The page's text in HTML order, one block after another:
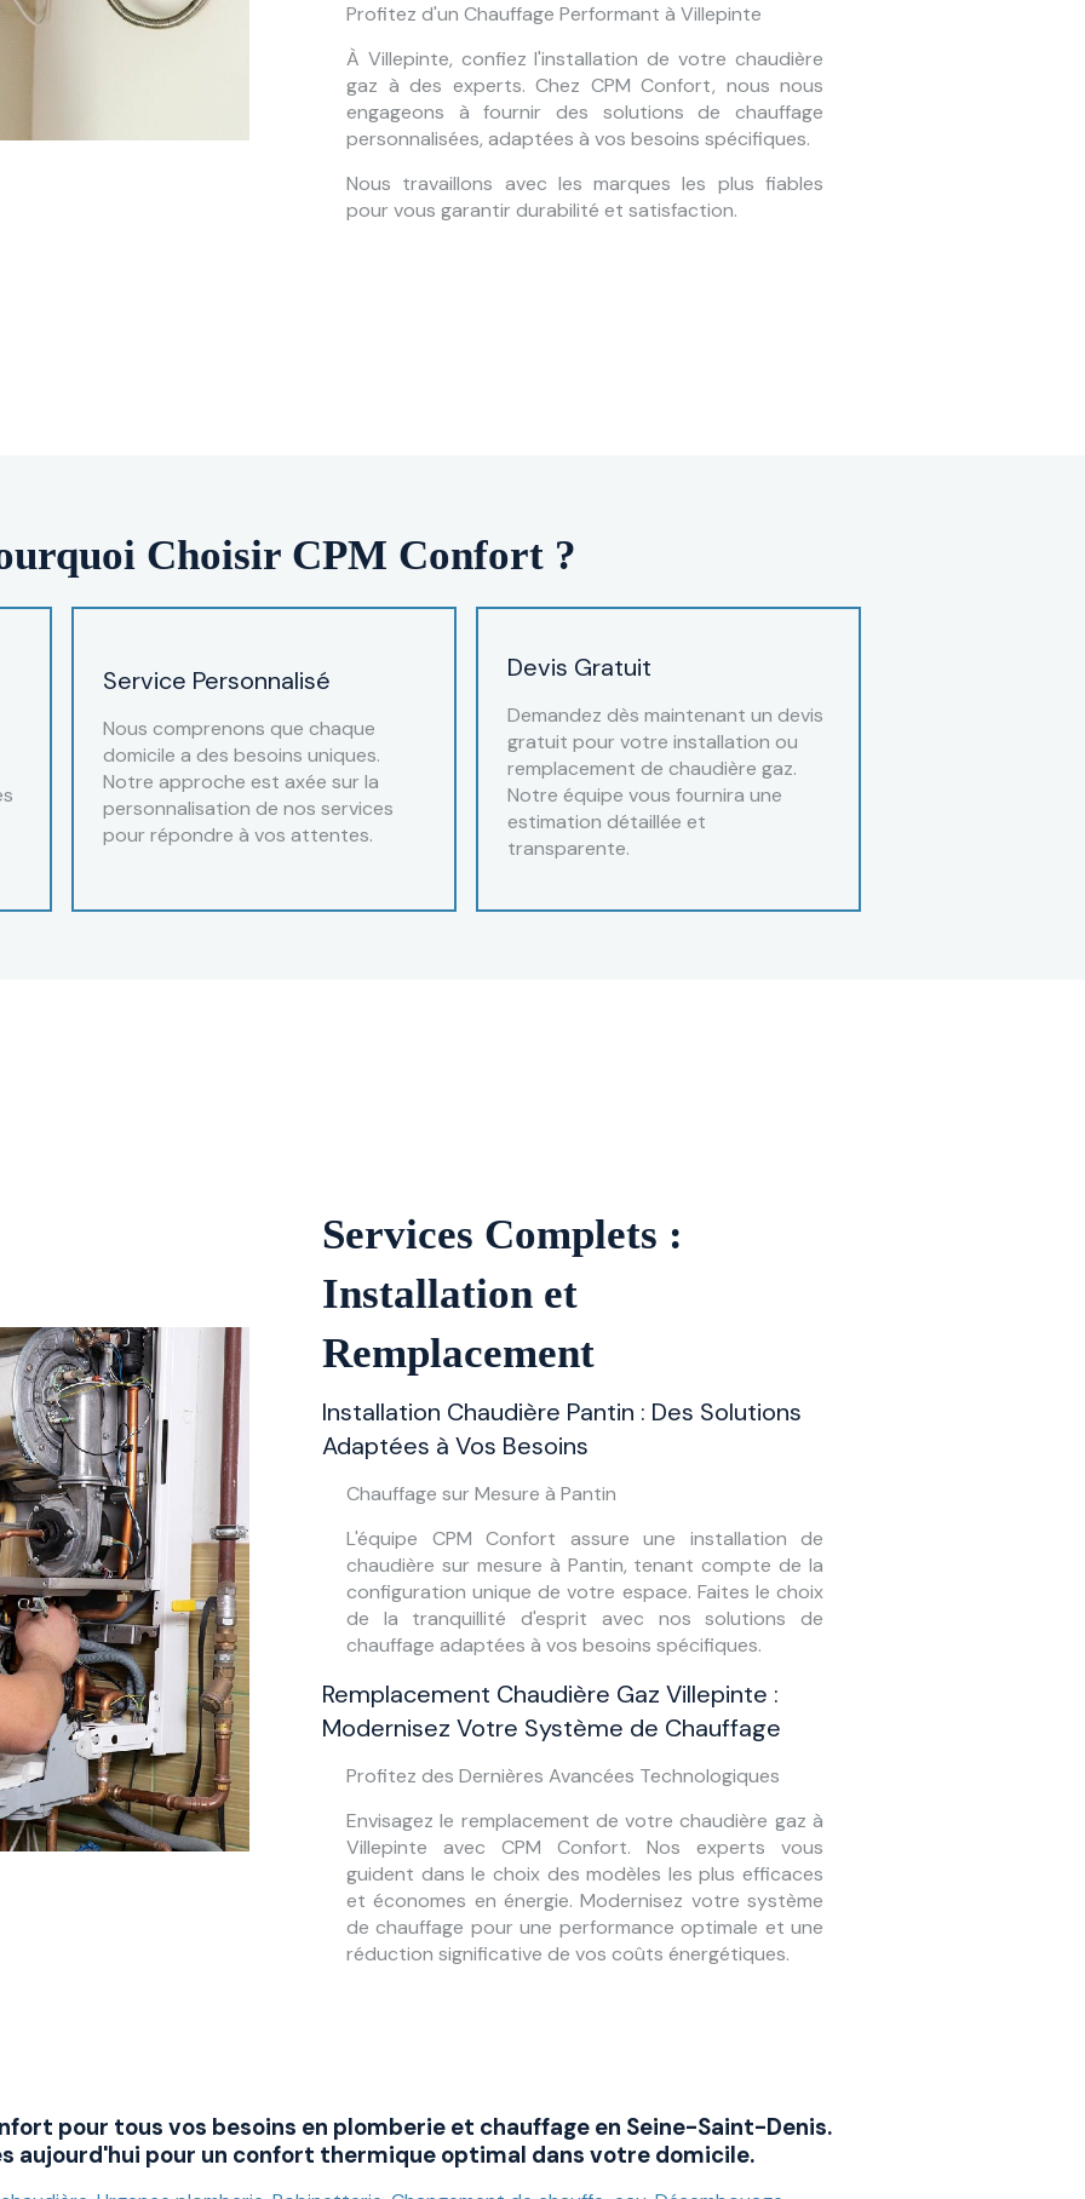
Profitez d'un Chauffage Performant à Villepinte
À Villepinte, confiez l'installation de votre chaudière
gaz à des experts. Chez CPM Confort, nous nous
engageons à fournir des solutions de chauffage
personnalisées, adaptées à vos besoins spécifiques.
Nous travaillons avec les marques les plus fiables
pour vous garantir durabilité et satisfaction.
Choisir CPM Confort ?
Service Personnalisé
Nous comprenons que chaque
domicile a des besoins uniques.
Notre approche est axée sur la
personnalisation de nos services
pour répondre à vos attentes.
Devis Gratuit
Demandez dès maintenant un devis
gratuit pour votre installation ou
remplacement de chaudière gaz.
Notre équipe vous fournira une
estimation détaillée et
transparente.
Services Complets :
Installation et
Remplacement
Installation Chaudière Pantin : Des Solutions
Adaptées à Vos Besoins
Chauffage sur Mesure à Pantin
L'équipe CPM Confort assure une installation de
chaudière sur mesure à Pantin, tenant compte de la
configuration unique de votre espace. Faites le choix
de la tranquillité d'esprit avec nos solutions de
chauffage adaptées à vos besoins spécifiques.
Remplacement Chaudière Gaz Villepinte :
Modernisez Votre Système de Chauffage
Profitez des Dernières Avancées Technologiques
Envisagez le remplacement de votre chaudière gaz à
Villepinte avec CPM Confort. Nos experts vous
guident dans le choix des modèles les plus efficaces
et économes en énergie. Modernisez votre système
de chauffage pour une performance optimale et une
réduction significative de vos coûts énergétiques.
pour tous vos besoins en plomberie et chauffage en Seine-Saint-Denis.
aujourd'hui pour un confort thermique optimal dans votre domicile.